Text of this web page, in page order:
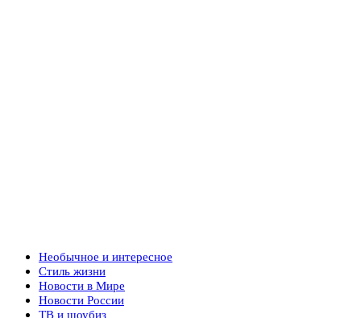
Необычное и интересное
Стиль жизни
Новости в Мире
Новости России
ТВ и шоубиз